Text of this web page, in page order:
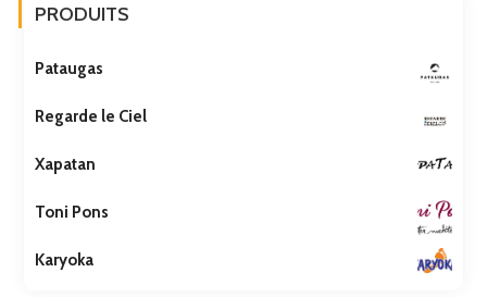
PRODUITS
Pataugas
Regarde le Ciel
Xapatan
Toni Pons
Karyoka